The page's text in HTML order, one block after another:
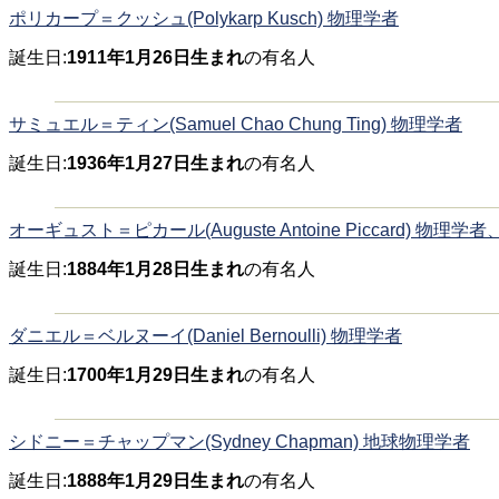
ポリカープ＝クッシュ(Polykarp Kusch) 物理学者
誕生日:1911年1月26日生まれの有名人
サミュエル＝ティン(Samuel Chao Chung Ting) 物理学者
誕生日:1936年1月27日生まれの有名人
オーギュスト＝ピカール(Auguste Antoine Piccard) 物理学者
誕生日:1884年1月28日生まれの有名人
ダニエル＝ベルヌーイ(Daniel Bernoulli) 物理学者
誕生日:1700年1月29日生まれの有名人
シドニー＝チャップマン(Sydney Chapman) 地球物理学者
誕生日:1888年1月29日生まれの有名人